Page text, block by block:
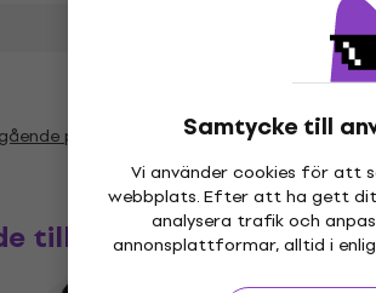
Samtycke till
Vi använder cookies för att
webbplats. Efter att ha gett
analysera trafik och
annonsplattformar, alltid i
parametrarna
tillbehör